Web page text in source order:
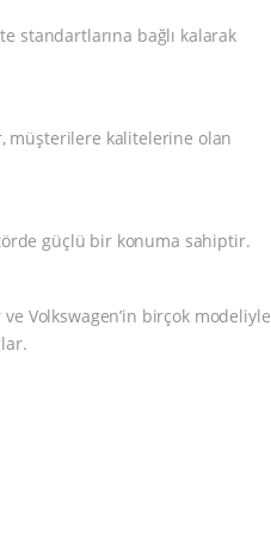
standartlarına bağlı kalarak
müşterilere kalitelerine olan
güçlü bir konuma sahiptir.
Volkswagen’in birçok modeliyle